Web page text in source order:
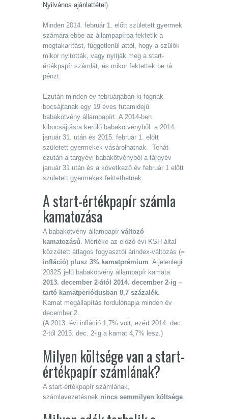
Nyilvános ajánlattétel ).
Minden 2014. február 1. előtt született gyermek
számára ebbe az állampapírba fektetik a
megtakarítást, függetlenül attól, hogy a szülők
mikor nyitották, vagy nyitják meg a start-
értékpapír számlát, és mikor fektettek be rá
pénzt.
Ezután minden év februárjában ki fognak
bocsájtanak egy 19 éves futamidejű
babakötvény állampapírt. A 2014-ben
kibocsájtásra kerülő babakötvényből a 2014.
január 31. után és 2015. február 1. előtt
született gyermekek vásárolhatnak. Tehát
ezután a tárgyévi babakötvényből a tárgyév
január 31 után és a következő év február 1 előtt
született gyermekek fektethetnek.
A start-értékpapír számla
kamatozása
A babakötvény állampapír változó
kamatozású . Mértéke az előző évi KSH által
közzétett átlagos fogyasztói árindex-változás (=
infláció) plusz 3% kamatprémium . A jelenlegi
2032S jelű babakötvény állampapír kamata
2013. december 2-ától 2014. december 2-ig –
tartó kamatperiódusban 8,7 százalék
Kamat megállapítás fordulónapja minden év
december 2.
(A 2013. évi infláció 1,7% volt, ezért 2014. dec.
2-től 2015. dec. 2-ig a kamat 4,7% lesz.)
Milyen költsége van a start-
értékpapír számlának?
A start-értékpapír számlának,
számlavezetésnek nincs semmilyen költsége